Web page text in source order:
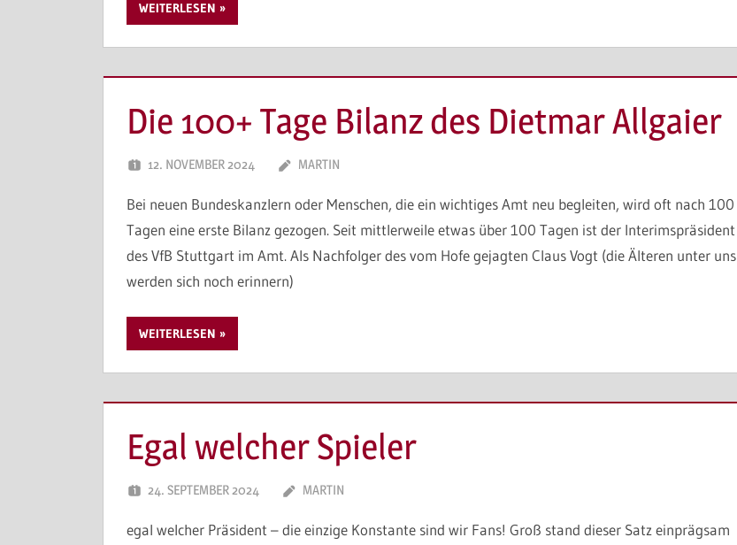
WEITERLESEN
Die 100+ Tage Bilanz des Dietmar Allgaier
12. NOVEMBER 2024 MARTIN
Bei neuen Bundeskanzlern oder Menschen, die ein wichtiges Amt neu begleiten, wird oft nach 100
Tagen eine erste Bilanz gezogen. Seit mittlerweile etwas über 100 Tagen ist der Interimspräsident
des VfB Stuttgart im Amt. Als Nachfolger des vom Hofe gejagten Claus Vogt (die Älteren unter uns
werden sich noch erinnern)
WEITERLESEN
Egal welcher Spieler
24. SEPTEMBER 2024 MARTIN
egal welcher Präsident – die einzige Konstante sind wir Fans! Groß stand dieser Satz einprägsam